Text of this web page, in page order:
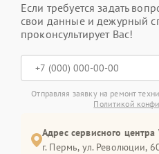
Если требуется задать
свои данные и дежурный
проконсультирует Вас!
Отправляя заявку на ремонт
Политикой
Адрес сервисного
г. Пермь, ул. ​Революции,